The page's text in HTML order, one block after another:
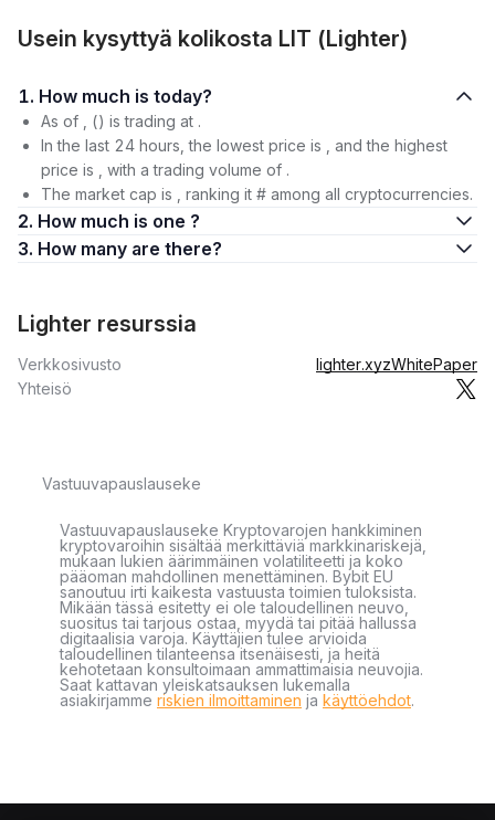
Usein kysyttyä kolikosta LIT (Lighter)
1. How much is today?
As of , () is trading at .
In the last 24 hours, the lowest price is , and the highest
price is , with a trading volume of .
The market cap is , ranking it # among all cryptocurrencies.
2. How much is one ?
3. How many are there?
Lighter resurssia
Verkkosivusto lighter.xyzWhitePaper
Yhteisö
Vastuuvapauslauseke
Vastuuvapauslauseke Kryptovarojen hankkiminen
kryptovaroihin sisältää merkittäviä markkinariskejä,
mukaan lukien äärimmäinen volatiliteetti ja koko
pääoman mahdollinen menettäminen. Bybit EU
sanoutuu irti kaikesta vastuusta toimien tuloksista.
Mikään tässä esitetty ei ole taloudellinen neuvo,
suositus tai tarjous ostaa, myydä tai pitää hallussa
digitaalisia varoja. Käyttäjien tulee arvioida
taloudellinen tilanteensa itsenäisesti, ja heitä
kehotetaan konsultoimaan ammattimaisia neuvojia.
Saat kattavan yleiskatsauksen lukemalla
asiakirjamme riskien ilmoittaminen ja käyttöehdot.